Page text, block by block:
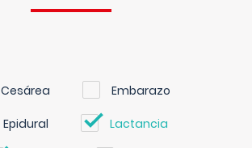
Cesárea Embarazo
Epidural Lactancia